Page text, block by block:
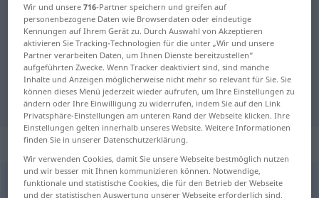
Deutsch-Slowenisch Übersetzung
für "Unterkunft"
"Unterkunft" Slowenisch
Übersetzung
„Unterkunft“: Femininum
Unterkunft f
Wir und unsere716-Partner speichern und greifen auf
personenbezogene Daten wie Browserdaten oder eindeutige
Kennungen auf Ihrem Gerät zu. Durch Auswahl von Akzeptieren
aktivieren Sie Tracking-Technologien für die unter „Wir und unsere
Partner verarbeiten Daten, um Ihnen Dienste bereitzustellen“
aufgeführten Zwecke. Wenn Tracker deaktiviert sind, sind manche
Inhalte und Anzeigen möglicherweise nicht mehr so relevant für Sie. Sie
können dieses Menü jederzeit wieder aufrufen, um Ihre Einstellungen zu
ändern oder Ihre Einwilligung zu widerrufen, indem Sie auf den Link
Privatsphäre-Einstellungen am unteren Rand der Webseite klicken. Ihre
Einstellungen gelten innerhalb unseres Website. Weitere Informationen
finden Sie in unserer Datenschutzerklärung.
Wir verwenden Cookies, damit Sie unsere Webseite bestmöglich nutzen
und wir besser mit Ihnen kommunizieren können. Notwendige,
funktionale und statistische Cookies, die für den Betrieb der Webseite
und der statistischen Auswertung unserer Webseite erforderlich sind,